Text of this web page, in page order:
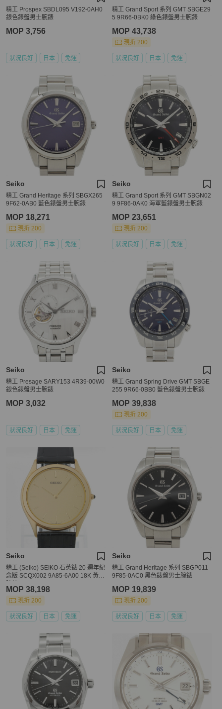
精工 Prospex SBDL095 V192-0AH0
銀色錶盤男士腕錶
MOP 3,756
狀況良好 日本 免運
精工 Grand Sport 系列 GMT SBGE29
5 9R66-0BK0 綠色錶盤男士腕錶
MOP 43,738
現折 200
狀況良好 日本 免運
Seiko
精工 Grand Heritage 系列 SBGX265
9F62-0AB0 藍色錶盤男士腕錶
MOP 18,271
現折 200
狀況良好 日本 免運
Seiko
精工 Grand Sport 系列 GMT SBGN02
9 9F86-0AK0 海軍藍錶盤男士腕錶
MOP 23,651
現折 200
狀況良好 日本 免運
Seiko
精工 Presage SARY153 4R39-00W0
銀色錶盤男士腕錶
MOP 3,032
狀況良好 日本 免運
Seiko
精工 Grand Spring Drive GMT SBGE
255 9R66-0BB0 藍色錶盤男士腕錶
MOP 39,838
現折 200
狀況良好 日本 免運
Seiko
精工 (Seiko) SEIKO 石英錶 20 週年紀
念版 SCQX002 9A85-6A00 18K 黃金
MOP 38,198
現折 200
狀況良好 日本 免運
Seiko
精工 Grand Heritage 系列 SBGP011
9F85-0AC0 黑色錶盤男士腕錶
MOP 19,839
現折 200
狀況良好 日本 免運